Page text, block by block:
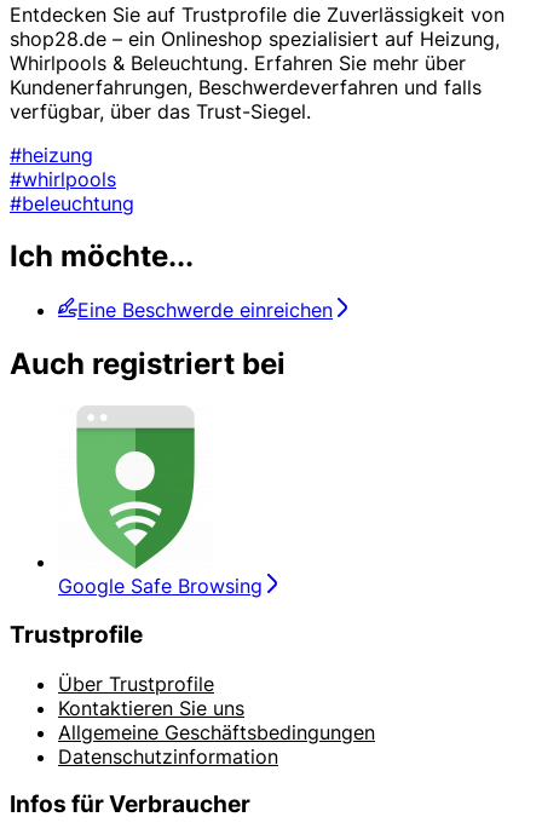
Entdecken Sie auf Trustprofile die Zuverlässigkeit von
shop28.de – ein Onlineshop spezialisiert auf Heizung,
Whirlpools & Beleuchtung. Erfahren Sie mehr über
Kundenerfahrungen, Beschwerdeverfahren und falls
verfügbar, über das Trust-Siegel.
#heizung
#whirlpools
#beleuchtung
Ich möchte...
Eine Beschwerde einreichen
Auch registriert bei
Google Safe Browsing
Trustprofile
Über Trustprofile
Kontaktieren Sie uns
Allgemeine Geschäftsbedingungen
Datenschutzinformation
Infos für Verbraucher